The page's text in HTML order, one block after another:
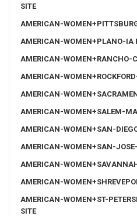
SITE
AMERICAN-
AMERICAN-WOMEN+PLANO-IA
AMERICAN-WOMEN+RANCHO-
AMERICAN-
AMERICAN-
AMERICAN-WOMEN+SALEM-MA
AMERICAN-WOMEN+SAN-
AMERICAN-WOMEN+SAN-
AMERICAN-
AMERICAN-
AMERICAN-WOMEN+ST-
SITE